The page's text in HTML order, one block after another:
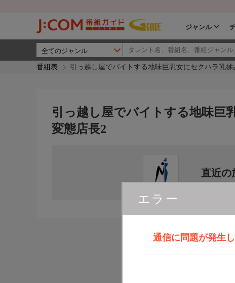
ジャンル
番組表 引っ越し屋でバイトする地味巨乳女にセクハラ乳
エラー
通信に問題が発生
引っ越し屋でバイトする地味巨
変態店長2
直近の